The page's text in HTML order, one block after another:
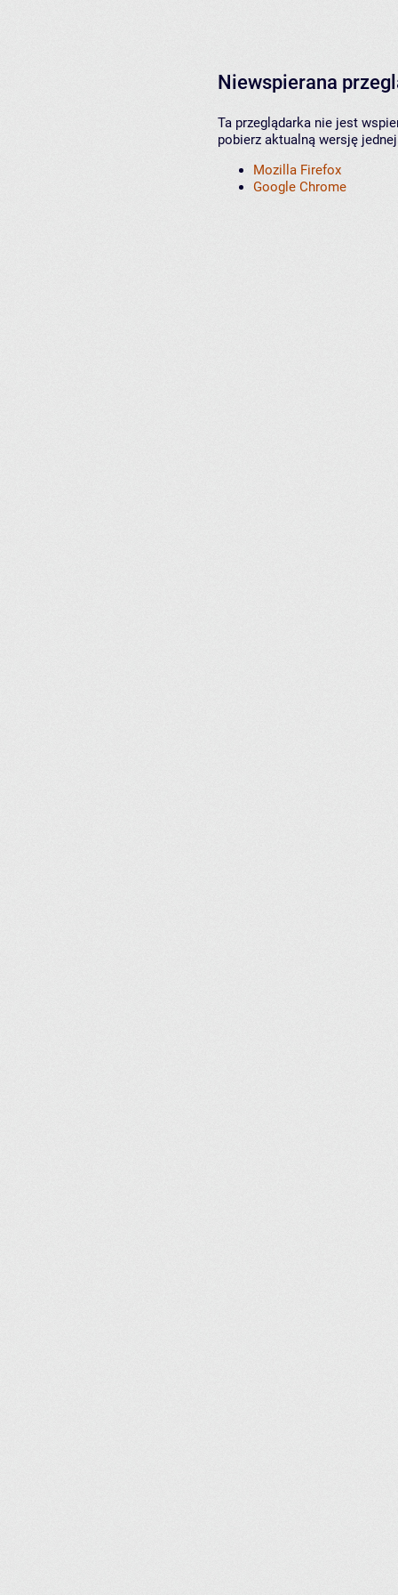
Niewspierana
Ta przeglądarka nie jest
pobierz aktualną wersję
Mozilla Firefox
Google Chrome